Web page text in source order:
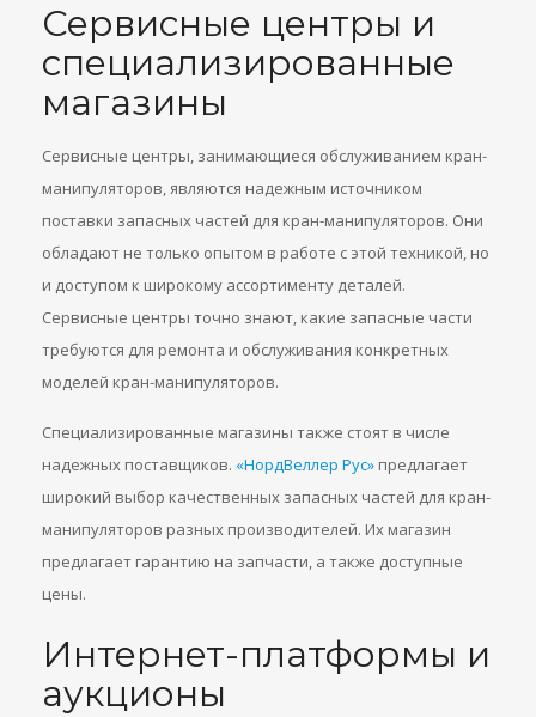
Сервисные центры и
специализированные
магазины
Сервисные центры, занимающиеся обслуживанием кран-
манипуляторов, являются надежным источником
поставки запасных частей для кран-манипуляторов. Они
обладают не только опытом в работе с этой техникой, но
и доступом к широкому ассортименту деталей.
Сервисные центры точно знают, какие запасные части
требуются для ремонта и обслуживания конкретных
моделей кран-манипуляторов.
Специализированные магазины также стоят в числе
надежных поставщиков. «НордВеллер Рус» предлагает
широкий выбор качественных запасных частей для кран-
манипуляторов разных производителей. Их магазин
предлагает гарантию на запчасти, а также доступные
цены.
Интернет-платформы и
аукционы